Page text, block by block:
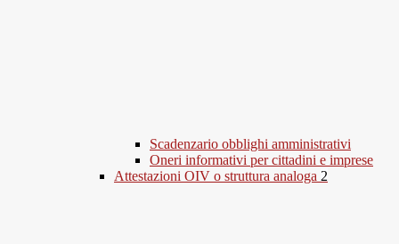
Scadenzario obblighi amministrativi
Oneri informativi per cittadini e imprese
Attestazioni OIV o struttura analoga 2